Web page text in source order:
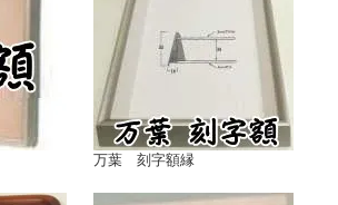
万葉 刻字額縁